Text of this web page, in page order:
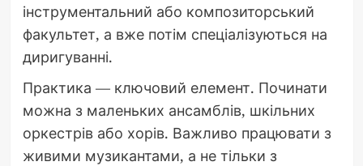
інструментальний або композиторський
факультет, а вже потім спеціалізуються на
диригуванні.
Практика — ключовий елемент. Починати
можна з маленьких ансамблів, шкільних
оркестрів або хорів. Важливо працювати з
живими музикантами, а не тільки з